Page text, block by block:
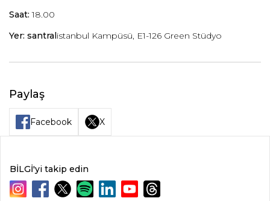
Saat: 18.00
Yer: santralistanbul Kampüsü, E1-126 Green Stüdyo
Paylaş
Facebook X
BİLGİ'yi takip edin